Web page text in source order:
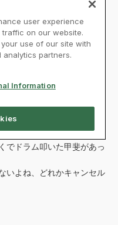
でドラム叩いた甲斐があっ
いよね、どれかキャンセル